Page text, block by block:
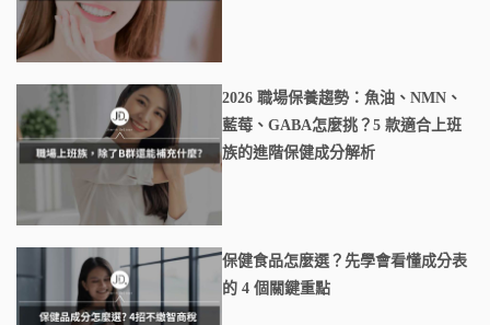
2026 職場保養趨勢：魚油、NMN、
藍莓、GABA怎麼挑？5 款適合上班
族的進階保健成分解析
保健食品怎麼選？先學會看懂成分表
的 4 個關鍵重點